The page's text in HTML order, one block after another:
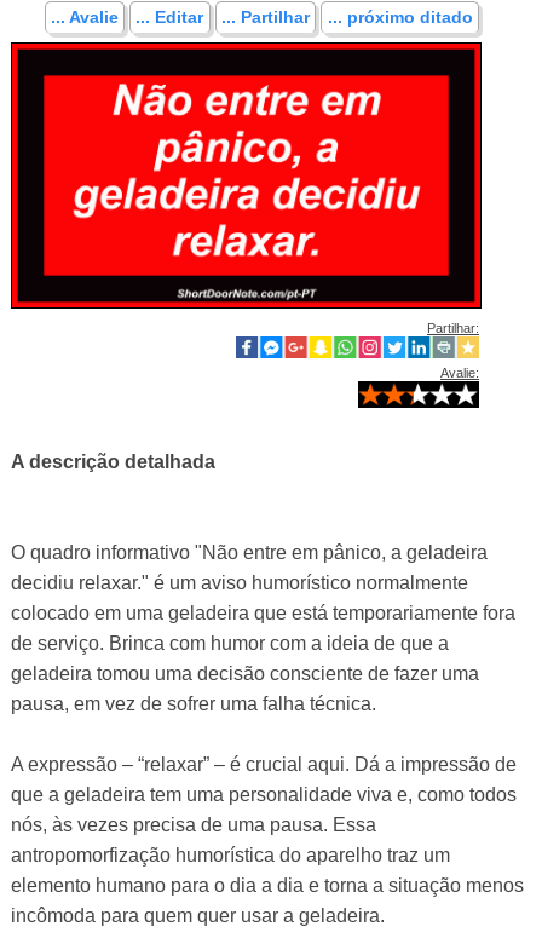
... Avalie ... Editar ... Partilhar ... próximo ditado
Partilhar:
Avalie:
A descrição detalhada
O quadro informativo "Não entre em pânico, a geladeira
decidiu relaxar." é um aviso humorístico normalmente
colocado em uma geladeira que está temporariamente fora
de serviço. Brinca com humor com a ideia de que a
geladeira tomou uma decisão consciente de fazer uma
pausa, em vez de sofrer uma falha técnica.
A expressão – “relaxar” – é crucial aqui. Dá a impressão de
que a geladeira tem uma personalidade viva e, como todos
nós, às vezes precisa de uma pausa. Essa
antropomorfização humorística do aparelho traz um
elemento humano para o dia a dia e torna a situação menos
incômoda para quem quer usar a geladeira.